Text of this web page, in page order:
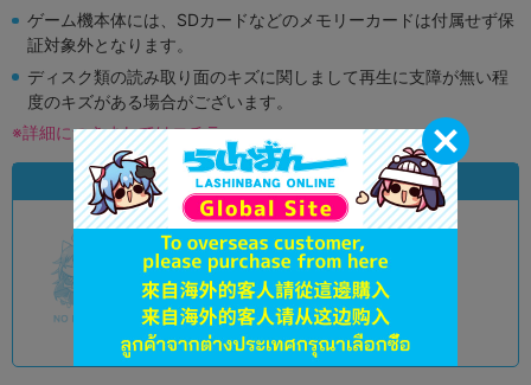
ゲーム機本体には、SDカードなどのメモリーカードは付属せず保
証対象外となります。
ディスク類の読み取り面のキズに関しまして再生に支障が無い程
度のキズがある場合がございます。
※詳細につきましてはコチラ
状態違いの同一商品
状態 : A
オンライン
品切状態 2,790円 税込